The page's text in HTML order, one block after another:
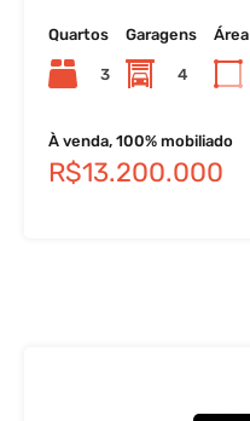
Quartos
3
Garagens
4
Área
À venda, 100% mobiliado
R$13.200.000